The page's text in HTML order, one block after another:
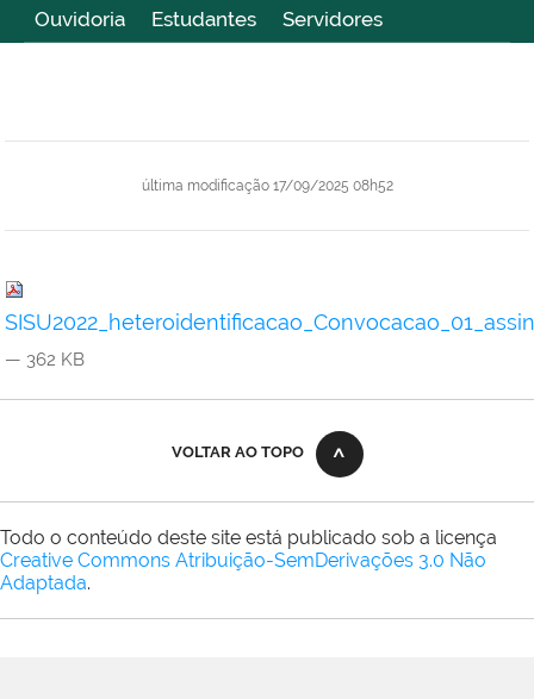
Ouvidoria
Estudantes Servidores
última modificação17/09/2025 08h52
— 362 KB
VOLTAR AO TOPO
Todo o conteúdo deste site está publicado sob a licença
Creative Commons Atribuição-SemDerivações 3.0 Não
Adaptada.